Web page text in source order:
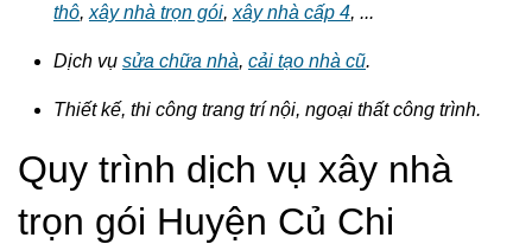
thô, xây nhà trọn gói, xây nhà cấp 4, ...
Dịch vụ sửa chữa nhà, cải tạo nhà cũ.
Thiết kế, thi công trang trí nội, ngoại thất công trình.
Quy trình dịch vụ xây nhà
trọn gói Huyện Củ Chi